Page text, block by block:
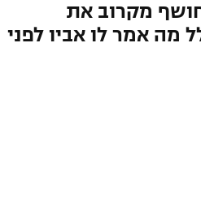
מקרוב את
מה אמר לו אביו לפני